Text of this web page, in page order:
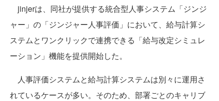
jinjerは、同社が提供する統合型人事システム「ジンジ
ャー」の「ジンジャー人事評価」において、給与計算シ
ステムとワンクリックで連携できる「給与改定シミュレ
ーション」機能を提供開始した。
人事評価システムと給与計算システムは別々に運用さ
れているケースが多い。そのため、部署ごとのキャリブ